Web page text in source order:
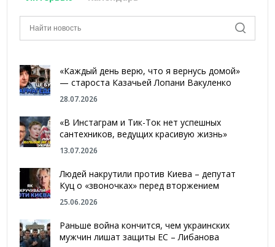
«Каждый день верю, что я вернусь домой»
— староста Казачьей Лопани Вакуленко
28.07.2026
«В Инстаграм и Тик-Ток нет успешных
сантехников, ведущих красивую жизнь»
13.07.2026
Людей накрутили против Киева – депутат
Куц о «звоночках» перед вторжением
25.06.2026
Раньше война кончится, чем украинских
мужчин лишат защиты ЕС – Либанова